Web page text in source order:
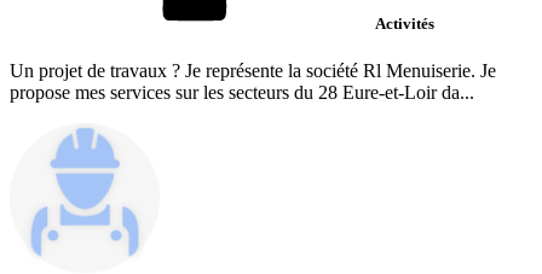
Activités
Un projet de travaux ? Je représente la société Rl Menuiserie. Je
propose mes services sur les secteurs du 28 Eure-et-Loir da...